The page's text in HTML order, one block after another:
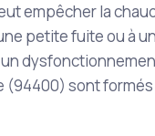
empêcher la
petite fuite ou à
(94400) sont